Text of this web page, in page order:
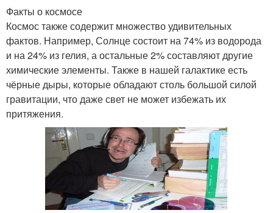
Факты о космосе
Космос также содержит множество удивительных
фактов. Например, Солнце состоит на 74% из водорода
и на 24% из гелия, а остальные 2% составляют другие
химические элементы. Также в нашей галактике есть
чёрные дыры, которые обладают столь большой силой
гравитации, что даже свет не может избежать их
притяжения.